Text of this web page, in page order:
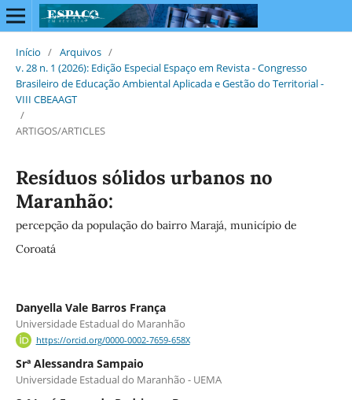
Início / Arquivos /
v. 28 n. 1 (2026): Edição Especial Espaço em Revista - Congresso
Brasileiro de Educação Ambiental Aplicada e Gestão do Territorial -
VIII CBEAAGT
/
ARTIGOS/ARTICLES
Resíduos sólidos urbanos no
Maranhão:
percepção da população do bairro Marajá, município de
Coroatá
Danyella Vale Barros França
Universidade Estadual do Maranhão
https://orcid.org/0000-0002-7659-658X
Srª Alessandra Sampaio
Universidade Estadual do Maranhão - UEMA